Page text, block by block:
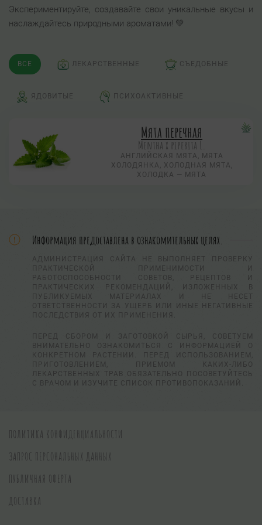
Экспериментируйте, создавайте свои уникальные вкусы и
наслаждайтесь природными ароматами! 💚
ВСЕ ЛЕКАРСТВЕННЫЕ СЪЕДОБНЫЕ
ЯДОВИТЫЕ ПСИХОАКТИВНЫЕ
Мята перечная
Mentha х piperita L.
АНГЛИЙСКАЯ МЯТА, МЯТА
ХОЛОДЯНКА, ХОЛОДНАЯ МЯТА,
ХОЛОДКА — МЯТА
Информация предоставлена в ознакомительных целях.
АДМИНИСТРАЦИЯ САЙТА НЕ ВЫПОЛНЯЕТ ПРОВЕРКУ
ПРАКТИЧЕСКОЙ ПРИМЕНИМОСТИ И
РАБОТОСПОСОБНОСТИ СОВЕТОВ, РЕЦЕПТОВ И
ПРАКТИЧЕСКИХ РЕКОМЕНДАЦИЙ, ИЗЛОЖЕННЫХ В
ПУБЛИКУЕМЫХ МАТЕРИАЛАХ И НЕ НЕСЕТ
ОТВЕТСТВЕННОСТИ ЗА УЩЕРБ ИЛИ ИНЫЕ НЕГАТИВНЫЕ
ПОСЛЕДСТВИЯ ОТ ИХ ПРИМЕНЕНИЯ.
ПЕРЕД СБОРОМ И ЗАГОТОВКОЙ СЫРЬЯ, СОВЕТУЕМ
ВНИМАТЕЛЬНО ОЗНАКОМИТЬСЯ С ИНФОРМАЦИЕЙ О
КОНКРЕТНОМ РАСТЕНИИ. ПЕРЕД ИСПОЛЬЗОВАНИЕМ,
ПРИГОТОВЛЕНИЕМ, ПРИЕМОМ КАКИХ-ЛИБО
ЛЕКАРСТВЕННЫХ ТРАВ ОБЯЗАТЕЛЬНО ПОСОВЕТУЙТЕСЬ
С ВРАЧОМ И ИЗУЧИТЕ СПИСОК ПРОТИВОПОКАЗАНИЙ.
ПОЛИТИКА КОНФИДЕНЦИАЛЬНОСТИ
ЗАПРОС ПЕРСОНАЛЬНЫХ ДАННЫХ
ПУБЛИЧНАЯ ОФЕРТА
ДОСТАВКА